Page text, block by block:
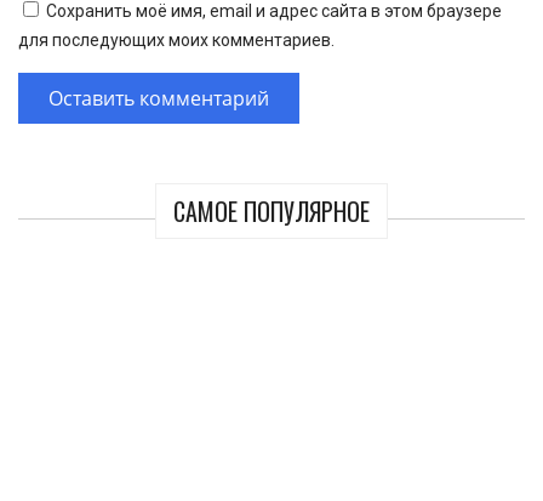
САМОЕ ПОПУЛЯРНОЕ
Сохранить моё имя, email и адрес сайта в этом браузере
для последующих моих комментариев.